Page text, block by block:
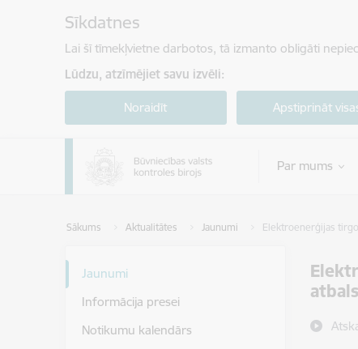
Sīkdatnes
Lai šī tīmekļvietne darbotos, tā izmanto obligāti
Lūdzu, atzīmējiet savu izvēli:
Noraidīt Apstiprināt
Par mums
Sākums Aktualitātes Jaunumi Elektroenerģijas
Jaunumi
Informācija presei
Notikumu kalendārs